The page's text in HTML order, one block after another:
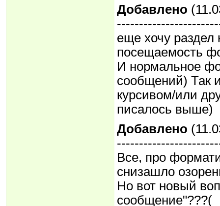
Добавлено
еще хочу раздел
посещаемость
И нормальное
сообщений) Так
курсивом/или
писалось выше)
Добавлено
Все, про
снизашло
Но вот новый
сообщение"???(